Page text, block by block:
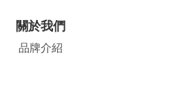
關於我們
品牌介紹